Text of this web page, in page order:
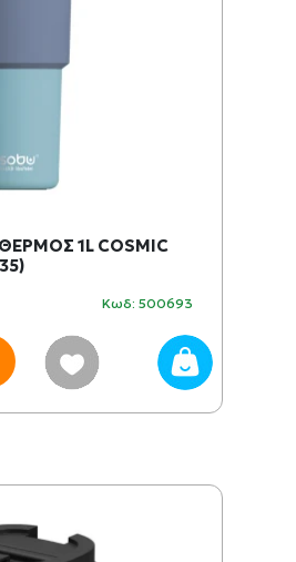
1L COSMIC
Κωδ: 500693